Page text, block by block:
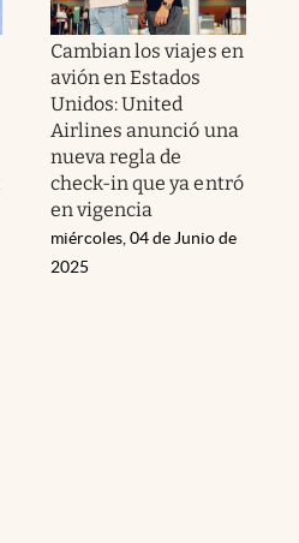
Cambian los viajes en
avión en Estados
Unidos: United
Airlines anunció una
nueva regla de
check-in que ya entró
en vigencia
miércoles, 04 de Junio de
2025